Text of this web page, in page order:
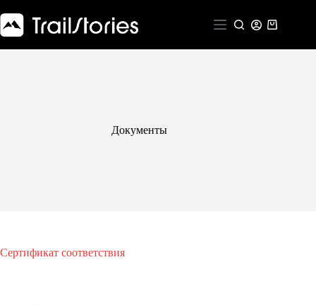
к
сути
Корзина
Документы
Сертификат соответствия